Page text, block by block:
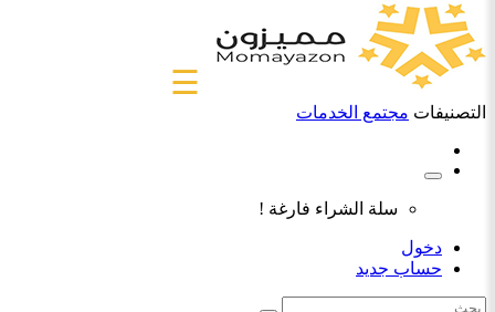
☰
التصنيفات مجتمع الخدمات
سلة الشراء فارغة !
دخول
حساب جديد